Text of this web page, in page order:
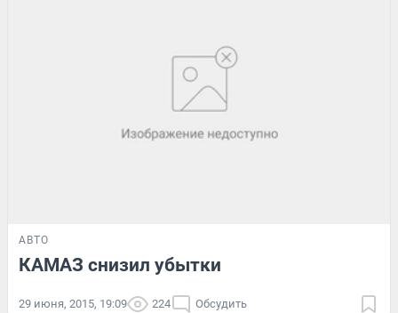
АВТО
КАМАЗ снизил убытки
29 июня, 2015, 19:09 224 Обсудить